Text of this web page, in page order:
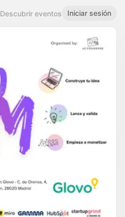
Descubrir eventos Iniciar sesión